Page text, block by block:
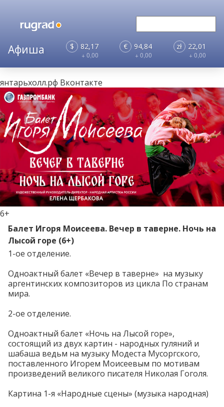
$ 82,17
+ 0,00
€ 94,84
+ 0,00
zł 22,01
+ 0,00
Балет Игоря Моисеева. Вечер в таверне. Ночь на
Лысой горе (6+)
6+
янтарьхолл.рф Вконтакте
1-ое отделение.
Одноактный балет «Вечер в таверне» на музыку
аргентинских композиторов из цикла По странам
мира.
2-ое отделение.
Одноактный балет «Ночь на Лысой горе»,
состоящий из двух картин - народных гуляний и
шабаша ведьм на музыку Модеста Мусоргского,
поставленного Игорем Моисеевым по мотивам
произведений великого писателя Николая Гоголя.
Картина 1-я «Народные сцены» (музыка народная)